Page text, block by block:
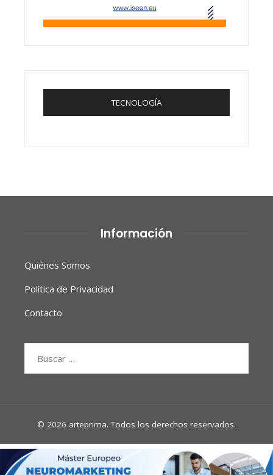
TECNOLOGÍA
Información
Quiénes Somos
Política de Privacidad
Contacto
© 2026 arteprima. Todos los derechos reservados.